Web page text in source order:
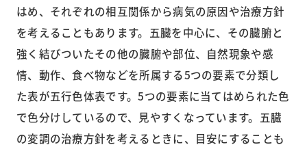
はめ、それぞれの相互関係から病気の原因や治療方針
を考えることもあります。五臓を中心に、その臓腑と
強く結びついたその他の臓腑や部位、自然現象や感
情、動作、食べ物などを所属する5つの要素で分類し
た表が五行色体表です。5つの要素に当てはめられた色
で色分けしているので、見やすくなっています。五臓
の変調の治療方針を考えるときに、目安にすることも